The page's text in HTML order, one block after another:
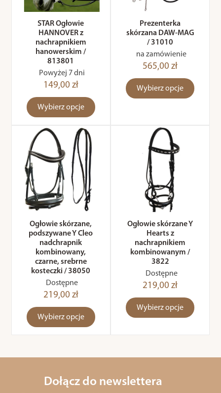
STAR Ogłowie
HANNOVER z
nachrapnikiem
hanowerskim /
813801
Powyżej 7 dni
149,00 zł
Wybierz opcje
Prezenterka
skórzana DAW-MAG
/ 31010
na zamówienie
565,00 zł
Wybierz opcje
Ogłowie skórzane,
podszywane Y Cleo
nadchrapnik
kombinowany,
czarne, srebrne
kosteczki / 38050
Dostępne
219,00 zł
Wybierz opcje
Ogłowie skórzane Y
Hearts z
nachrapnikiem
kombinowanym /
3822
Dostępne
219,00 zł
Wybierz opcje
Dołącz do newslettera